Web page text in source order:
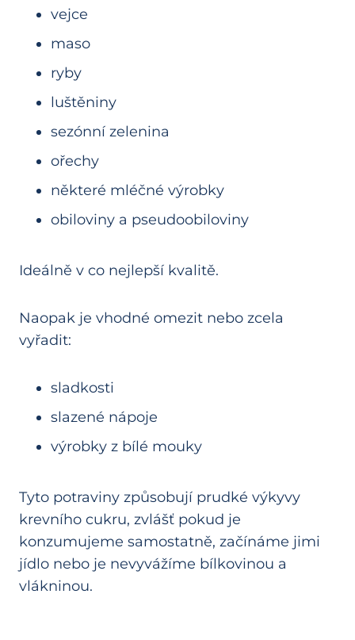
vejce
maso
ryby
luštěniny
sezónní zelenina
ořechy
některé mléčné výrobky
obiloviny a pseudoobiloviny
Ideálně v co nejlepší kvalitě.
Naopak je vhodné omezit nebo zcela
vyřadit:
sladkosti
slazené nápoje
výrobky z bílé mouky
Tyto potraviny způsobují prudké výkyvy
krevního cukru, zvlášť pokud je
konzumujeme samostatně, začínáme jimi
jídlo nebo je nevyvážíme bílkovinou a
vlákninou.